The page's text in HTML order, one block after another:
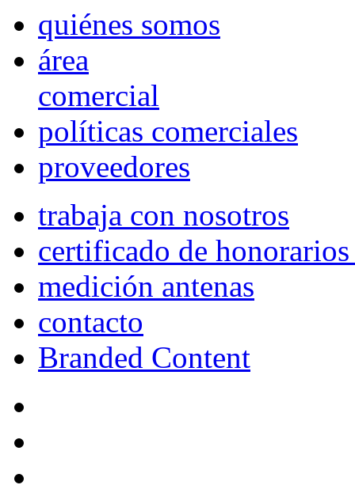
quiénes somos
área
comercial
políticas comerciales
proveedores
trabaja con nosotros
certificado de
medición antenas
contacto
Branded Content